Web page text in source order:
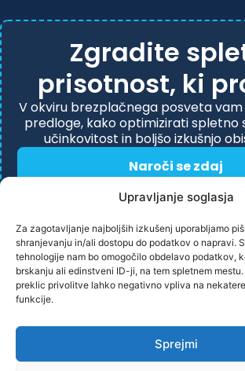
Upravljanje soglasja
Za zagotavljanje najboljših izkušenj uporabljamo
shranjevanju in/ali dostopu do podatkov o napravi.
tehnologije nam bo omogočilo obdelavo podatkov,
brskanju ali edinstveni ID-ji, na tem spletnem
preklic privolitve lahko negativno vpliva na
funkcije.
Sprejmi
Zgradite
prisotnost, ki
V okviru brezplačnega posveta
predloge, kako optimizirati spletno
učinkovitost in boljšo izkušnjo
Naroči se zdaj
PRAVILNIK ZASEBONOSTI